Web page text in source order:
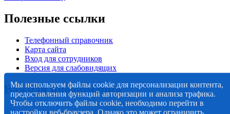
Полезные ссылки
Телефонный справочник
Карта сайта
Вход для сотрудников
Версия для слабовидящих
Важная информация
Мы используем файлы cookie для персонализации контента,
предоставления функций авторизации и анализа трафика.
Чтобы отключить файлы cookie, необходимо перейти в
настройки веб-браузера. Однако это может ограничить